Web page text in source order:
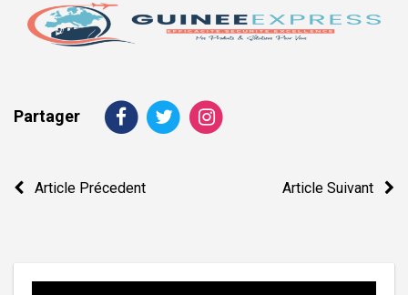
Partager
Navigation
Article Précedent Article Suivant